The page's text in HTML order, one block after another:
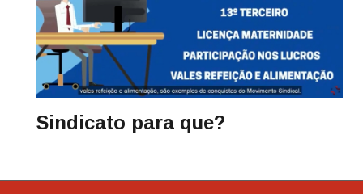
Sindicato para que?